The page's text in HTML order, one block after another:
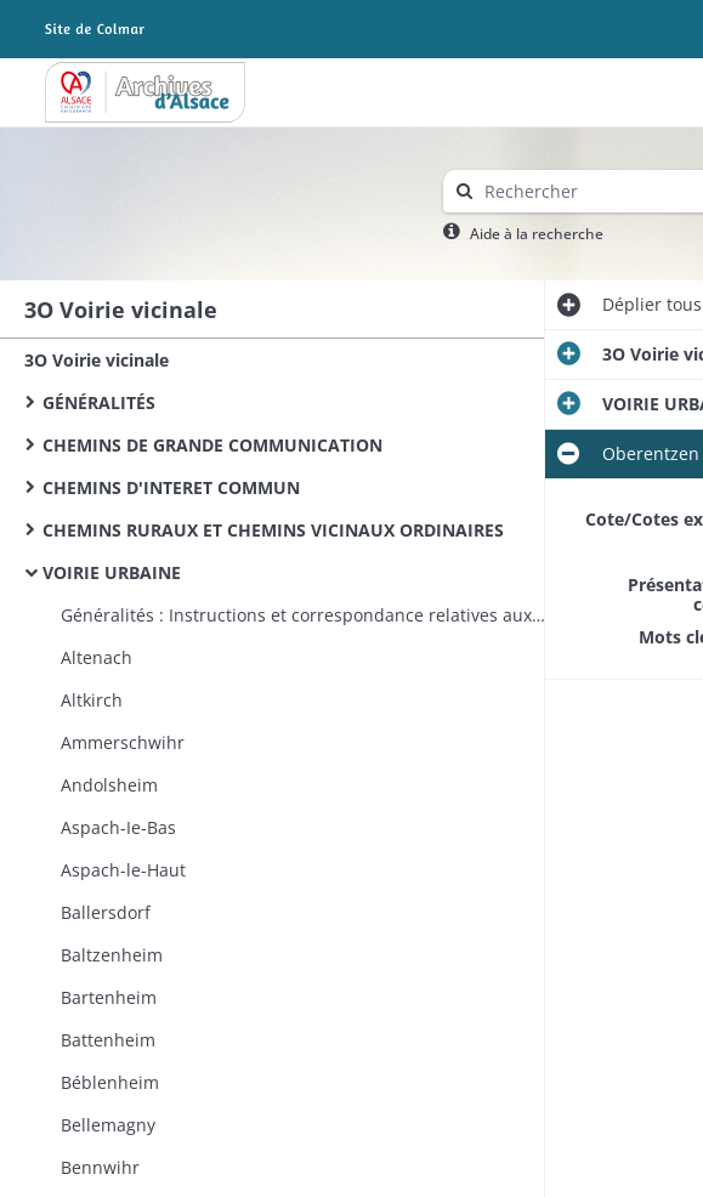
Archives Alsace - Colmar
Aide à la recherche
3O Voirie vicinale
3O Voirie vicinale
GÉNÉRALITÉS
CHEMINS DE GRANDE COMMUNICATION
CHEMINS D'INTERET COMMUN
CHEMINS RURAUX ET CHEMINS VICINAUX ORDINAIRES
VOIRIE URBAINE
Généralités : Instructions et correspondance relatives aux plans généraux d'alignement des villes, à l'ouverture, à l'élargissement et à l'alignement des rues, à la propriété des routes impériales et départementales dans les traverses des villes, à l'éclairage public au gaz
Altenach
Altkirch
Ammerschwihr
Andolsheim
Aspach-Ie-Bas
Aspach-le-Haut
Ballersdorf
Baltzenheim
Bartenheim
Battenheim
Béblenheim
Bellemagny
Bennwihr
Dépliertous
3O Voirie
VOIRIE
Oberentzen
Cote/Cotes
Mots